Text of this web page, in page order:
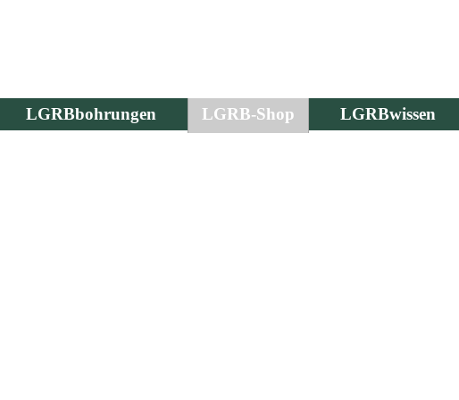
LGRBbohrungen LGRB-Shop LGRBwissen